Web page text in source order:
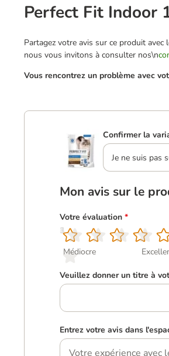
Perfect Fit Indoor
Partagez votre avis sur ce produit
nous vous invitons à consulter nos\n
Vous rencontrez un problème avec
Confirmer la
Je ne suis pas
Mon avis sur le
Votre évaluation *
1
Médiocre
2
3
4
5
Veuillez donner un titre à
Entrez votre avis dans